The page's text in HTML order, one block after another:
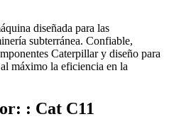
diseñada para las
subterránea. Confiable,
Caterpillar y diseño para
máximo la eficiencia en la
: Cat C11